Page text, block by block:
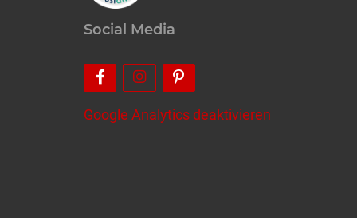
Social Media
Google Analytics deaktivieren